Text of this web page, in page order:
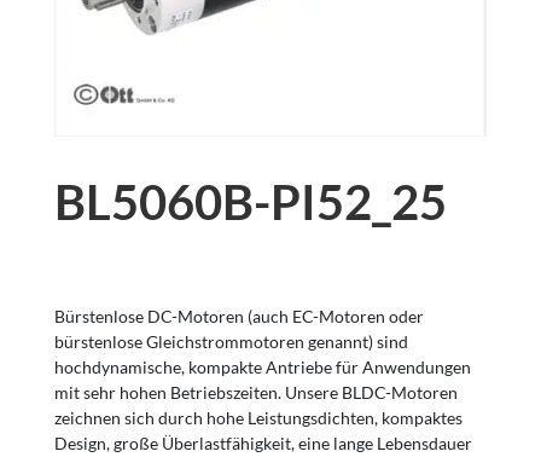
BL5060B-PI52_25
Bürstenlose DC-Motoren (auch EC-Motoren oder
bürstenlose Gleichstrommotoren genannt) sind
hochdynamische, kompakte Antriebe für Anwendungen
mit sehr hohen Betriebszeiten. Unsere BLDC-Motoren
zeichnen sich durch hohe Leistungsdichten, kompaktes
Design, große Überlastfähigkeit, eine lange Lebensdauer